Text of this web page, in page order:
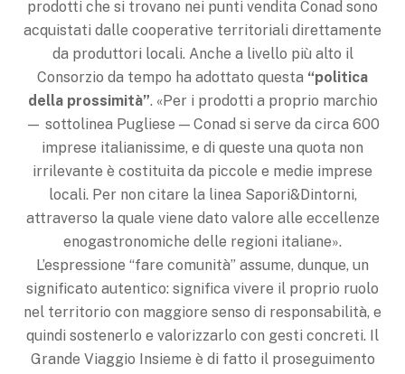
prodotti che si trovano nei punti vendita Conad sono
acquistati dalle cooperative territoriali direttamente
da produttori locali. Anche a livello più alto il
Consorzio da tempo ha adottato questa “politica
della prossimità”. «Per i prodotti a proprio marchio
— sottolinea Pugliese — Conad si serve da circa 600
imprese italianissime, e di queste una quota non
irrilevante è costituita da piccole e medie imprese
locali. Per non citare la linea Sapori&Dintorni,
attraverso la quale viene dato valore alle eccellenze
enogastronomiche delle regioni italiane».
L’espressione “fare comunità” assume, dunque, un
significato autentico: significa vivere il proprio ruolo
nel territorio con maggiore senso di responsabilità, e
quindi sostenerlo e valorizzarlo con gesti concreti. Il
Grande Viaggio Insieme è di fatto il proseguimento